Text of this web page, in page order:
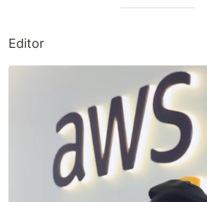
Editor